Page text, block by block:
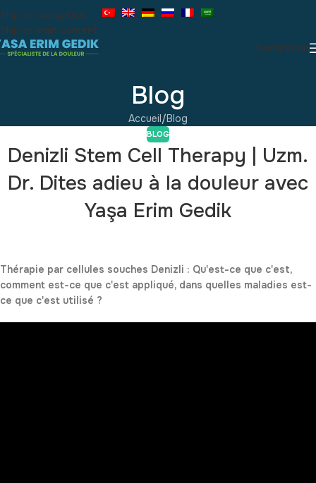
Skip to navigation
Skip to main content
Nomination
Blog
Accueil Blog
BLOG
Denizli Stem Cell Therapy | Uzm.
Dr. Dites adieu à la douleur avec
Yaşa Erim Gedik
Thérapie par cellules souches Denizli : Qu'est-ce que c'est,
comment est-ce que c'est appliqué, dans quelles maladies est-
ce que c'est utilisé ?